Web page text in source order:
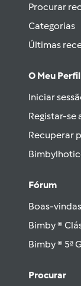
Procurar
Categorias
Últimas
O Meu Perfil
Iniciar
Registar-se
Recuperar
Fórum
Boas-
Bimby ®
Bimby ® 5ª
Procurar